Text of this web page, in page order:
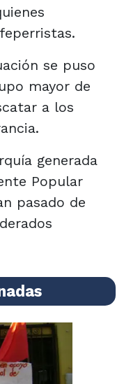
se puso
mayor de
a los
generada
Popular
pasado de